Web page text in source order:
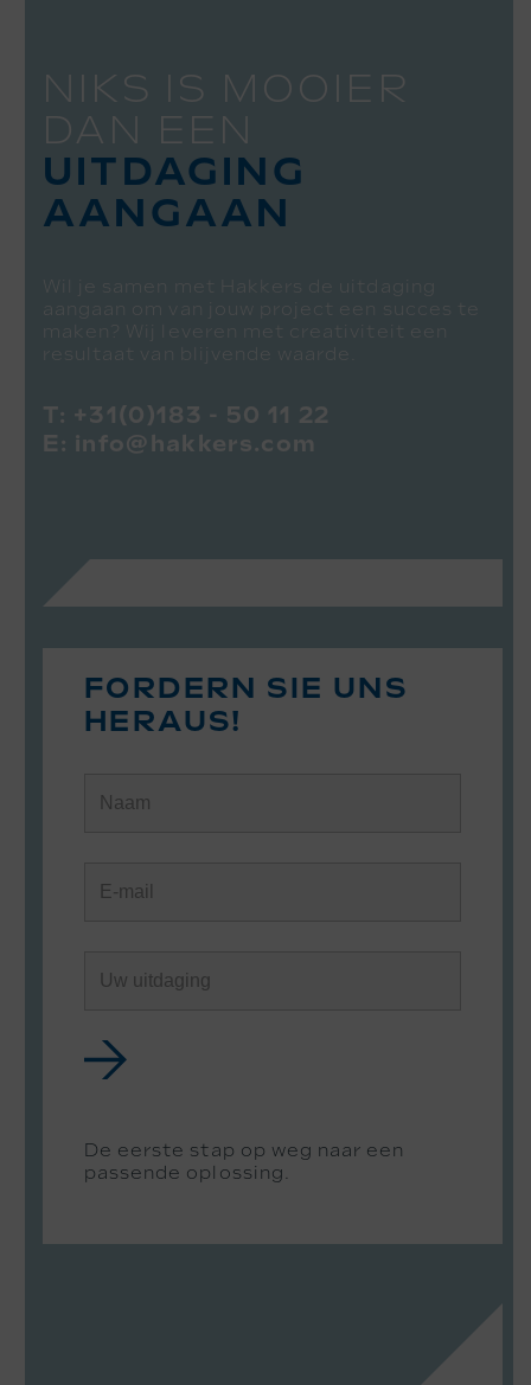
NIKS IS MOOIER
DAN EEN
UITDAGING
AANGAAN
Wil je samen met Hakkers de uitdaging
aangaan om van jouw project een succes te
maken? Wij leveren met creativiteit een
resultaat van blijvende waarde.
T: +31(0)183 - 50 11 22
E: info@hakkers.com
FORDERN SIE UNS
HERAUS!
De eerste stap op weg naar een
passende oplossing.